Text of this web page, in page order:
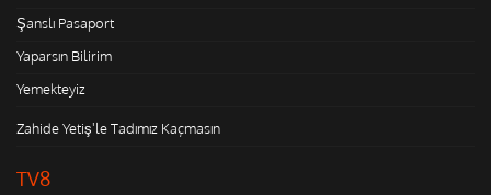
Şanslı Pasaport
Yaparsın Bilirim
Yemekteyiz
Zahide Yetiş'le Tadımız Kaçmasın
TV8